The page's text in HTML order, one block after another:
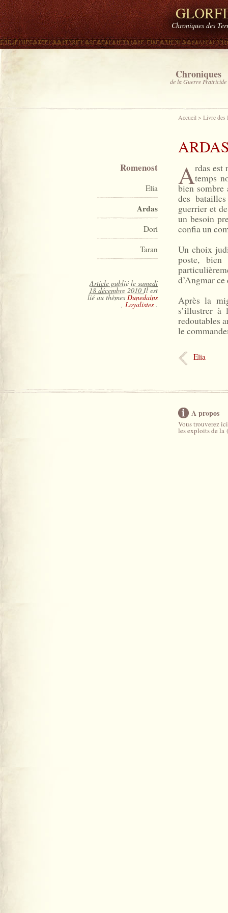
Chroniques des
Chroniques
de la Guerre Fratricide
Accueil > Livre des
Ardas est
temps
bien sombre
des
guerrier et
un besoin
confia un
Un choix
poste,
d’Angmar
Après la
s’illustrer
redoutables
le
Elia
Romenost
Elia
Ardas
Dori
Taran
Article publié le samedi
18 décembre 2010Il est
lié au thèmesDunedains
, Loyalistes .
A propos
Vous trouverez
les exploits de